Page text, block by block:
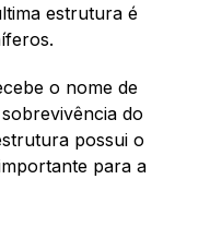
estrutura é
o nome de
do
possui o
para a